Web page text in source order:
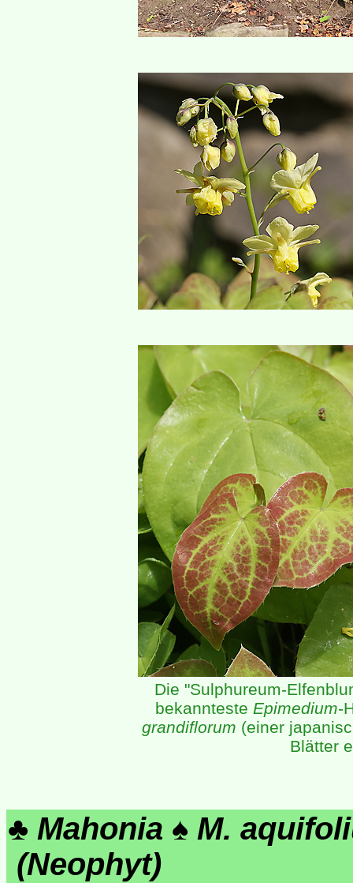
Die "Sulphureum-
bekannteste Epimedium-
grandiflorum (einer
Blätter
♣ Mahonia ♠ M.
(Neophyt)